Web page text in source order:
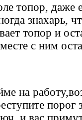
топор, даже
знахарь,
топор и
с ним
на
порог